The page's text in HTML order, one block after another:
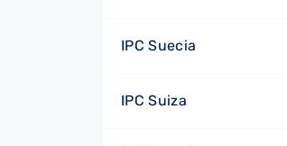
IPC Suecia
IPC Suiza